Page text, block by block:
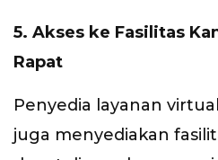
5. Akses ke Fasilitas
Rapat
Penyedia layanan
juga menyediakan